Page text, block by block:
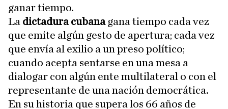
ganar tiempo.
La dictadura cubana gana tiempo cada vez
que emite algún gesto de apertura; cada vez
que envía al exilio a un preso político;
cuando acepta sentarse en una mesa a
dialogar con algún ente multilateral o con el
representante de una nación democrática.
En su historia que supera los 66 años de